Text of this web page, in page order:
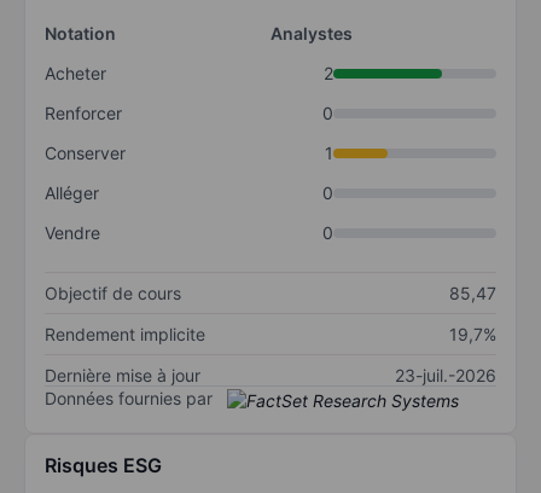
Notation
Analystes
Acheter
2
Renforcer
0
Conserver
1
Alléger
0
Vendre
0
Objectif de cours
85,47
Rendement implicite
19,7%
Dernière mise à jour
23-juil.-2026
Données fournies par
Risques ESG